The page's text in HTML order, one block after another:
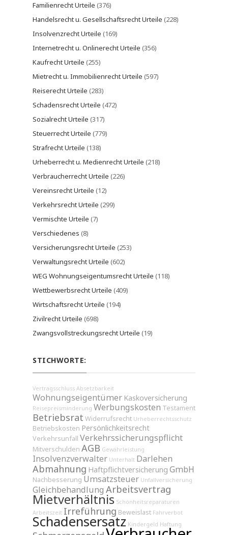
Familienrecht Urteile (376)
Handelsrecht u. Gesellschaftsrecht Urteile (228)
Insolvenzrecht Urteile (169)
Internetrecht u. Onlinerecht Urteile (356)
Kaufrecht Urteile (255)
Mietrecht u. Immobilienrecht Urteile (597)
Reiserecht Urteile (283)
Schadensrecht Urteile (472)
Sozialrecht Urteile (317)
Steuerrecht Urteile (779)
Strafrecht Urteile (138)
Urheberrecht u. Medienrecht Urteile (218)
Verbraucherrecht Urteile (226)
Vereinsrecht Urteile (12)
Verkehrsrecht Urteile (299)
Vermischte Urteile (7)
Verschiedenes (8)
Versicherungsrecht Urteile (253)
Verwaltungsrecht Urteile (602)
WEG Wohnungseigentumsrecht Urteile (118)
Wettbewerbsrecht Urteile (409)
Wirtschaftsrecht Urteile (194)
Zivilrecht Urteile (698)
Zwangsvollstreckungsrecht Urteile (19)
STICHWORTE:
Vertragsschluss Absetzbarkeit
Wohnungseigentümer Kaskoversicherung
Reisepreisminderung Werbungskosten Testament
Betriebsrat Widerrufsrecht Urheberrechtsschutz
Betriebskosten Persönlichkeitsrecht
Verkehrsunfall Verkehrssicherungspflicht
Mitverschulden AGB Gewährleistung
Insolvenzverwalter Unterhalt Darlehen
Abmahnung Haftpflichtversicherung GmbH
Nachbesserung Umsatzsteuer Unfallversicherung
Gleichbehandlung Arbeitsvertrag
Mietverhältnis Schönheitsreparaturen
Arbeitszeit Irreführung Beweislast Fahrverbot
Schadensersatz Kindergeld Haftung